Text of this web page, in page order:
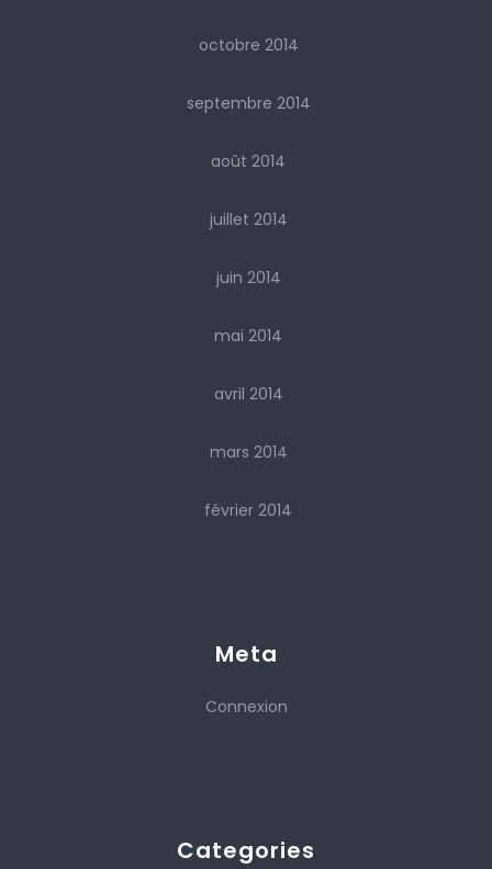
octobre 2014
septembre 2014
août 2014
juillet 2014
juin 2014
mai 2014
avril 2014
mars 2014
février 2014
Meta
Connexion
Categories